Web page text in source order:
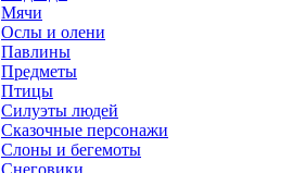
Мячи
Ослы и олени
Павлины
Предметы
Птицы
Силуэты людей
Сказочные персонажи
Слоны и бегемоты
Снеговики